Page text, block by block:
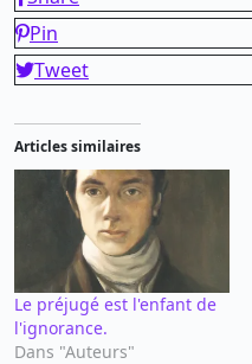
Pin
Tweet
Articles similaires
Le préjugé est l'enfant de
l'ignorance.
Dans "Auteurs"